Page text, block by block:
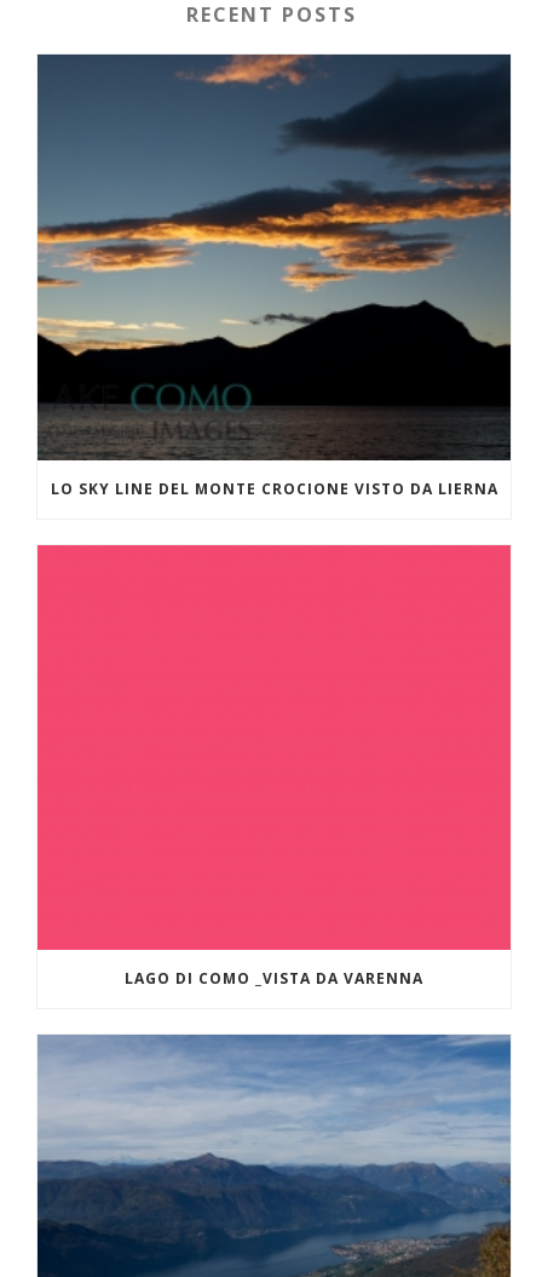
RECENT POSTS
LO SKY LINE DEL MONTE CROCIONE VISTO DA LIERNA
LAGO DI COMO _VISTA DA VARENNA